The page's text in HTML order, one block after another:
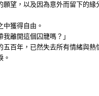
願望，以及因為意外而留下的緣
中獲得自由。
我離開這個囚籠嗎？」
五百年，已然失去所有情緒與熱
。